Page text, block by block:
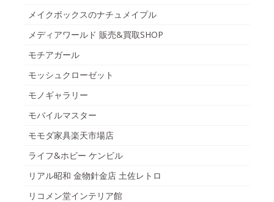
メイクボックスのナチュメイプル
メディアワールド 販売&買取SHOP
モチアガール
モッシュクローゼット
モノギャラリー
モバイルマスター
モモダ家具楽天市場店
ライフ&ホビー ケンビル
リアル昭和 金物針金店 土佐レトロ
リコメン堂インテリア館